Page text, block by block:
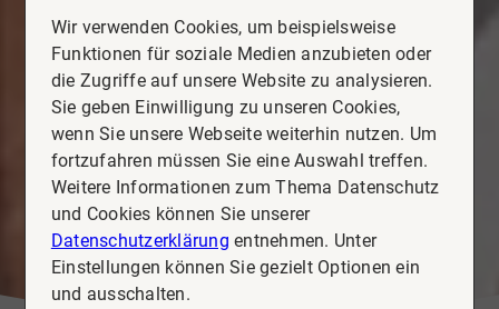
Wir verwenden Cookies, um beispielsweise
Funktionen für soziale Medien anzubieten oder
die Zugriffe auf unsere Website zu analysieren.
Sie geben Einwilligung zu unseren Cookies,
wenn Sie unsere Webseite weiterhin nutzen. Um
fortzufahren müssen Sie eine Auswahl treffen.
Weitere Informationen zum Thema Datenschutz
und Cookies können Sie unserer
Datenschutzerklärung entnehmen. Unter
Einstellungen können Sie gezielt Optionen ein
und ausschalten.